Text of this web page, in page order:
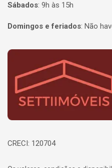
Sábados: 9h às 15h
Domingos e feriados: Não
Página inicial
CRECI: 120704